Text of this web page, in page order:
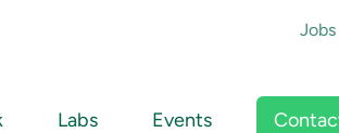
Jobs
Labs Events